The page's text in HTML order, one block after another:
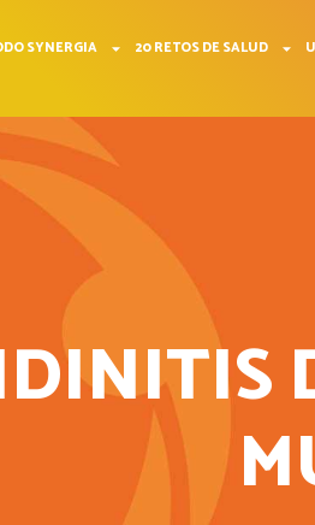
SYNERGIA 20 RETOS DE SALUD